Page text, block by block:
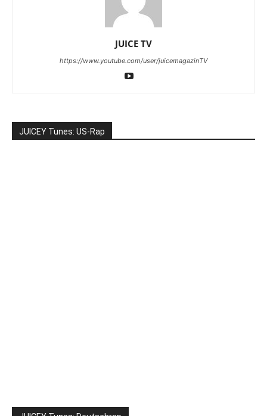
JUICE TV
https://www.youtube.com/user/juicemagazinTV
JUICEY Tunes: US-Rap